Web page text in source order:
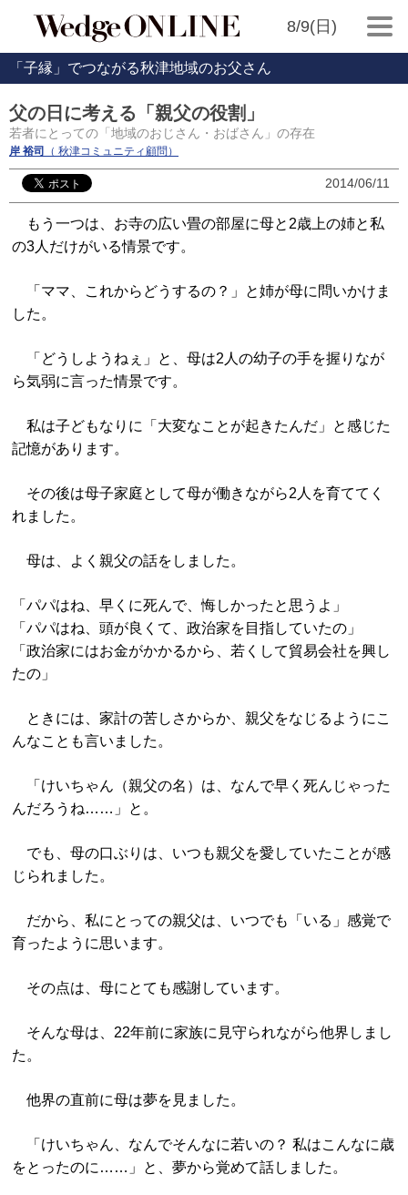
8/9(日)
「子縁」でつながる秋津地域のお父さん
父の日に考える「親父の役割」
若者にとっての「地域のおじさん・おばさん」の存在
岸 裕司 （ 秋津コミュニティ顧問）
2014/06/11
もう一つは、お寺の広い畳の部屋に母と2歳上の姉と私
の3人だけがいる情景です。
「ママ、これからどうするの？」と姉が母に問いかけま
した。
「どうしようねぇ」と、母は2人の幼子の手を握りなが
ら気弱に言った情景です。
私は子どもなりに「大変なことが起きたんだ」と感じた
記憶があります。
その後は母子家庭として母が働きながら2人を育ててく
れました。
母は、よく親父の話をしました。
「パパはね、早くに死んで、悔しかったと思うよ」
「パパはね、頭が良くて、政治家を目指していたの」
「政治家にはお金がかかるから、若くして貿易会社を興し
たの」
ときには、家計の苦しさからか、親父をなじるようにこ
んなことも言いました。
「けいちゃん（親父の名）は、なんで早く死んじゃった
んだろうね……」と。
でも、母の口ぶりは、いつも親父を愛していたことが感
じられました。
だから、私にとっての親父は、いつでも「いる」感覚で
育ったように思います。
その点は、母にとても感謝しています。
そんな母は、22年前に家族に見守られながら他界しまし
た。
他界の直前に母は夢を見ました。
「けいちゃん、なんでそんなに若いの？ 私はこんなに歳
をとったのに……」と、夢から覚めて話しました。